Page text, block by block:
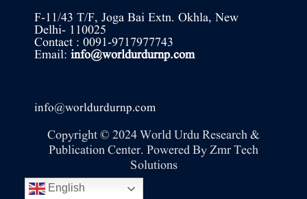
F-11/43 T/F, Joga Bai Extn. Okhla, New
Delhi- 110025
Contact : 0091-9717977743
Email: info@worldurdurnp.com
info@worldurdurnp.com
Copyright © 2024 World Urdu Research &
Publication Center. Powered ByZmr Tech
Solutions
English